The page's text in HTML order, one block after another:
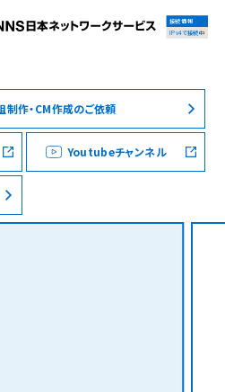
集合住宅オーナーの方
料金シミュレーション
接続情報
IPv4で接続中
制作・CM作成のご依頼
Youtubeチャンネル